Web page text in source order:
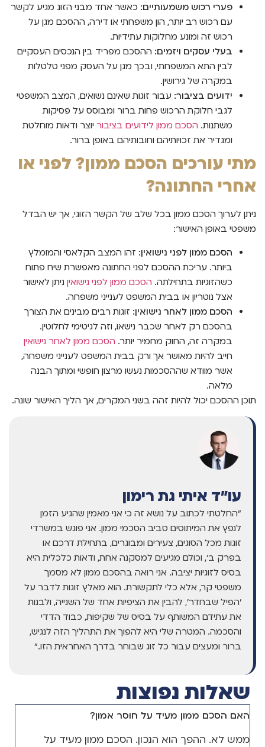
פערי רכוש משמעותיים: כאשר אחד מבני הזוג מגיע לקשר
עם רכוש רב יותר, הון משפחתי או דירה, ההסכם מגן על
רכוש זה ומונע מחלוקות עתידיות.
בעלי עסקים ויזמים: ההסכם מפריד בין הנכסים העסקיים
לבין התא המשפחתי, ובכך מגן על העסק מפני טלטלות
במקרה של גירושין.
ידועים בציבור: עבור זוגות שאינם נשואים, המצב המשפטי
לגבי חלוקת הרכוש פחות ברור ומבוסס על פסיקות
משתנות. הסכם ממון לידועים בציבור יוצר ודאות מוחלטת
ומגדיר את זכויותיהם וחובותיהם באופן ברור.
מתי עורכים הסכם ממון? לפני או
אחרי החתונה?
ניתן לערוך הסכם ממון בכל שלב של הקשר הזוגי, אך יש הבדל
משפטי באופן האישור:
הסכם ממון לפני נישואין: זהו המצב הקלאסי והמומלץ
ביותר. עריכת ההסכם לפני החתונה מאפשרת שיח פתוח
כשהזוגיות בתחילתה. הסכם ממון לפני נישואין ניתן לאישור
אצל נוטריון או בבית המשפט לענייני משפחה.
הסכם ממון לאחר נישואין: זוגות רבים מבינים את הצורך
בהסכם רק לאחר שכבר נישאו, וזה לגיטימי לחלוטין.
במקרה זה, החוק מחמיר יותר. הסכם ממון לאחר נישואין
חייב להיות מאושר אך ורק בבית המשפט לענייני משפחה,
אשר מוודא שההסכמות נעשו מרצון חופשי ומתוך הבנה
מלאה.
תוכן ההסכם יכול להיות זהה בשני המקרים, אך הליך האישור שונה.
עו"ד איתי גת רימון
"החלטתי לכתוב על נושא זה כי אני מאמין שהגיע הזמן
לנפץ את המיתוסים סביב הסכמי ממון. אני פוגש במשרדי
זוגות מכל הסוגים, צעירים ומבוגרים, בתחילת דרכם או
בפרק ב', וכולם מגיעים למסקנה אחת, ודאות כלכלית היא
בסיס לזוגיות יציבה. אני רואה בהסכם ממון לא מסמך
משפטי קר, אלא כלי לתקשורת. הוא מאלץ זוגות לדבר על
'הפיל שבחדר', להבין את הציפיות אחד של השנייה, ולבנות
את עתידם המשותף על בסיס של שקיפות, כבוד הדדי
והסכמה. המטרה שלי היא להפוך את התהליך הזה לנגיש,
ברור ומעצים עבור כל זוג שבוחר בדרך האחראית הזו."
שאלות נפוצות
האם הסכם ממון מעיד על חוסר אמון?
ממש לא. ההפך הוא הנכון. הסכם ממון מעיד על